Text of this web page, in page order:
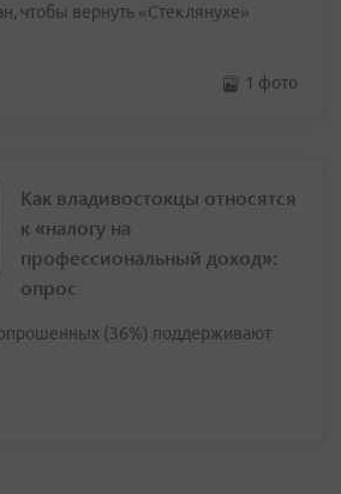
чтобы вернуть «Стеклянухе»
1 фото
Как владивостокцы относятся
к «налогу на
профессиональный доход»:
опрос
(36%) поддерживают